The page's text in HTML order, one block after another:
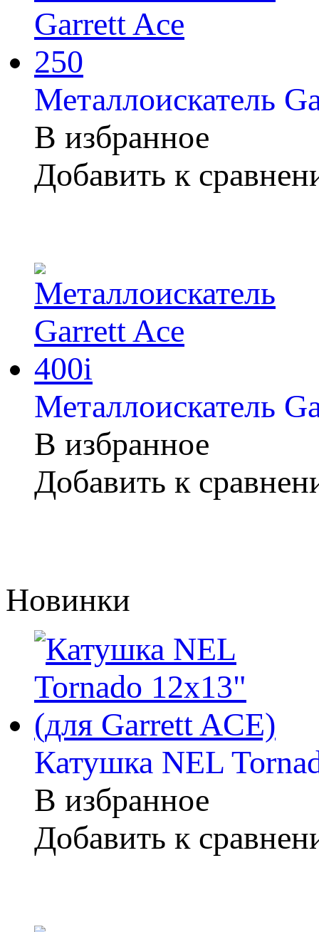
Металлоискатель
В избранное
Добавить к
Металлоискатель
В избранное
Добавить к
Новинки
Катушка NEL
В избранное
Добавить к